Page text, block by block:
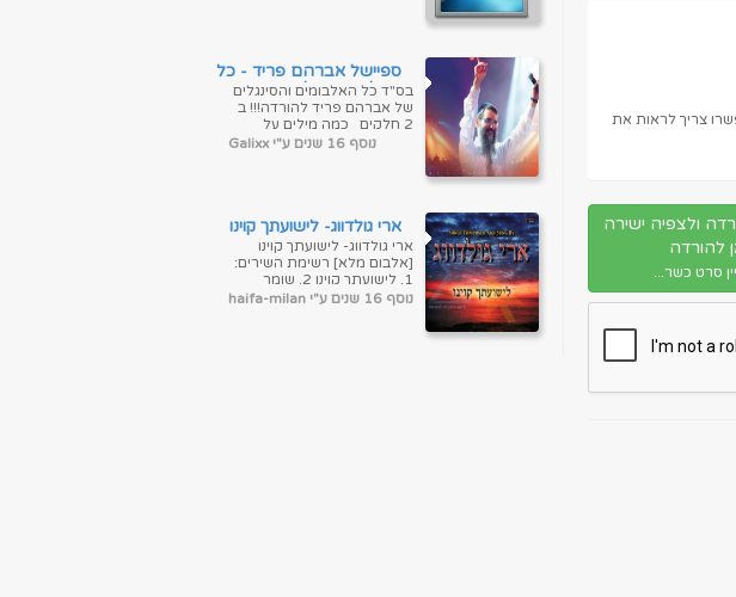
צריך לראות את
ולצפיה ישירה
להורדה
ספיישל אברהם פריד - כל
האלבומים בלעדי
בס"ד כל האלבומים והסינגלים
של אברהם פריד להורדה!!! ב
2 חלקים כמה מילים על
אברהם פריד: (מתוך "וי...
נוסף 16 שנים ע"י Galixx
ארי גולדווג- לישועתך קוינו
ארי גולדווג- לישועתך קוינו
[אלבום מלא] רשימת השירים:
1. לישועתך קוינו 2. שומר
ישראל 3. לא אמות 4. קה
נוסף 16 שנים ע"י haifa-milan